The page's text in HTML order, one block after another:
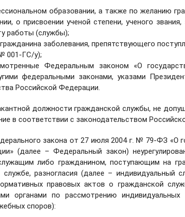
образовании, а также по желанию
о присвоении ученой степени, ученого
работы (службы);
заболевания, препятствующего
001-ГС/у);
Федеральным законом «О
федеральными законами, указами
Российской Федерации.
должности гражданской службы, не
в соответствии с законодательством
закона от 27 июля 2004 г. № 79-ФЗ «О
(далее – Федеральный закон)
либо гражданином, поступающим на
разногласия (далее – индивидуальный
правовых актов о гражданской
органами по рассмотрению
споров):